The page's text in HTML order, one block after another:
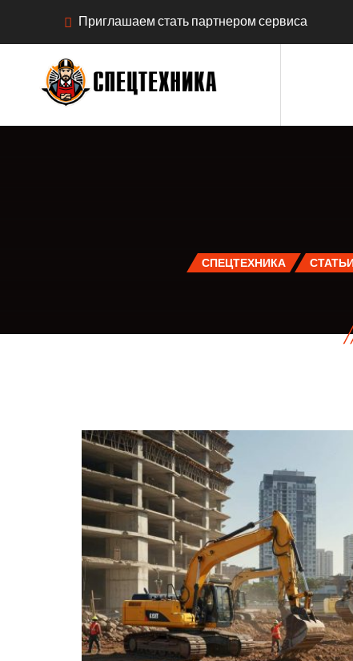
Приглашаем стать партнером сервиса
СПЕЦТЕХНИКА